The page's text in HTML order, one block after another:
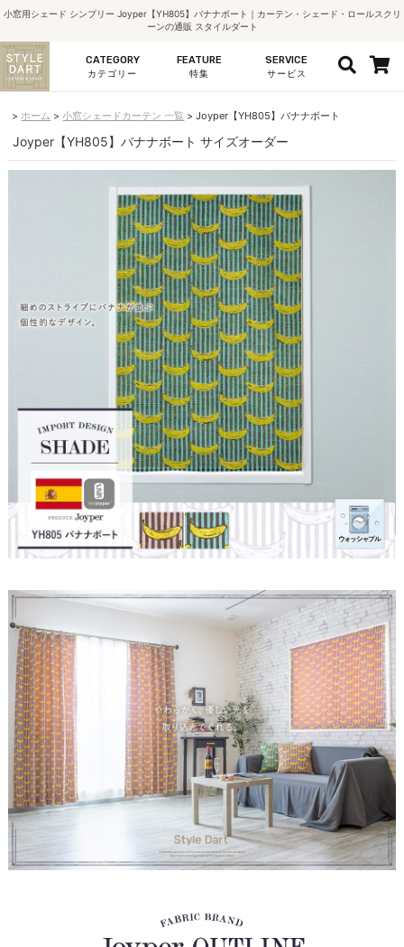
小窓用シェード シンプリー Joyper【YH805】バナナボート｜カーテン・シェード・ロールスクリ
ーンの通販 スタイルダート
CATEGORY
カテゴリー
FEATURE
特集
SERVICE
サービス
ホーム 小窓シェードカーテン 一覧 Joyper【YH805】バナナボート
Joyper【YH805】バナナボート サイズオーダー